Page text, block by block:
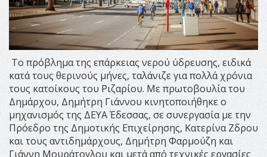
Το πρόβλημα της επάρκειας νερού ύδρευσης, ειδικά
κατά τους θερινούς μήνες, ταλάνιζε για πολλά χρόνια
τους κατοίκους του Ριζαρίου. Με πρωτοβουλία του
Δημάρχου, Δημήτρη Γιάννου κινητοποιήθηκε ο
μηχανισμός της ΔΕΥΑ Έδεσσας, σε συνεργασία με την
Πρόεδρο της Δημοτικής Επιχείρησης, Κατερίνα Ζδρου
και τους αντιδημάρχους, Δημήτρη Φαρμούζη και
Γιάννη Μουράτογλου και μετά από τεχνικές εργασίες